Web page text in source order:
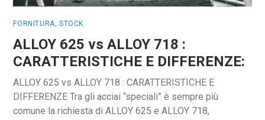
FORNITURA STOCK
ALLOY 625 vs ALLOY 718 :
CARATTERISTICHE E DIFFERENZE:
ALLOY 625 vs ALLOY 718 : CARATTERISTICHE E
DIFFERENZE Tra gli acciai “speciali” è sempre più
comune la richiesta di ALLOY 625 e ALLOY 718,